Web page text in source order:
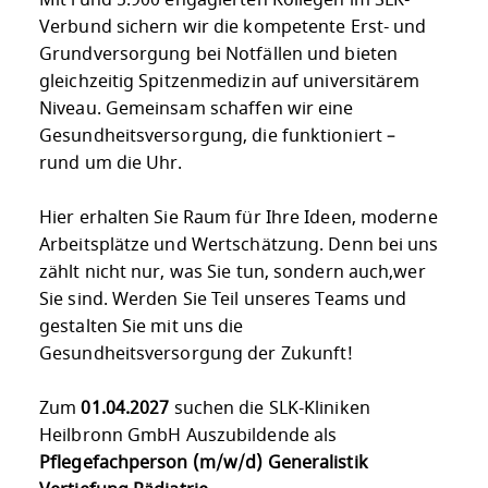
Verbund sichern wir die kompetente Erst- und
Grundversorgung bei Notfällen und bieten
gleichzeitig Spitzenmedizin auf universitärem
Niveau. Gemeinsam schaffen wir eine
Gesundheitsversorgung, die funktioniert –
rund um die Uhr.
Hier erhalten Sie Raum für Ihre Ideen, moderne
Arbeitsplätze und Wertschätzung. Denn bei uns
zählt nicht nur, was Sie tun, sondern auch,wer
Sie sind. Werden Sie Teil unseres Teams und
gestalten Sie mit uns die
Gesundheitsversorgung der Zukunft!
Zum01.04.2027 suchen die SLK-Kliniken
Heilbronn GmbH Auszubildende als
Pflegefachperson (m/w/d) Generalistik